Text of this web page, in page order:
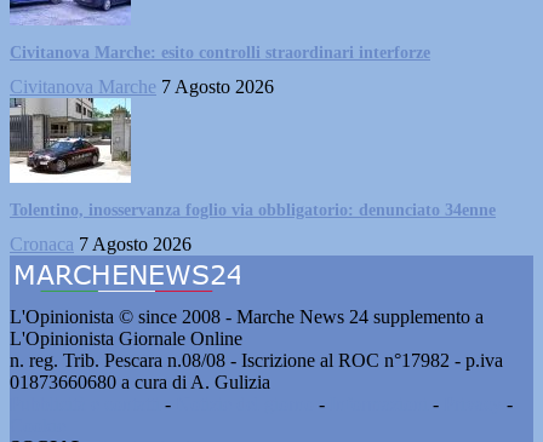
Civitanova Marche: esito controlli straordinari interforze
Civitanova Marche 7 Agosto 2026
Tolentino, inosservanza foglio via obbligatorio: denunciato 34enne
Cronaca 7 Agosto 2026
L'Opinionista © since 2008 - Marche News 24 supplemento a
L'Opinionista Giornale Online
n. reg. Trib. Pescara n.08/08 - Iscrizione al ROC n°17982 - p.iva
01873660680 a cura di A. Gulizia
- - -
-